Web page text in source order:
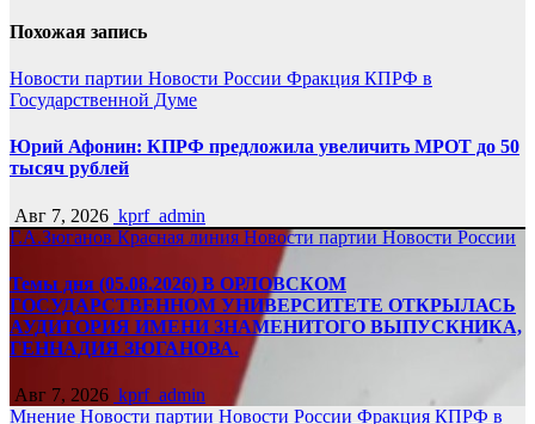
Похожая запись
Новости партии Новости России Фракция КПРФ в
Государственной Думе
Юрий Афонин: КПРФ предложила увеличить МРОТ до 50
тысяч рублей
Авг 7, 2026 kprf_admin
Г.А.Зюганов Красная линия Новости партии Новости России
Темы дня (05.08.2026) В ОРЛОВСКОМ
ГОСУДАРСТВЕННОМ УНИВЕРСИТЕТЕ ОТКРЫЛАСЬ
АУДИТОРИЯ ИМЕНИ ЗНАМЕНИТОГО ВЫПУСКНИКА,
ГЕННАДИЯ ЗЮГАНОВА.
Авг 7, 2026 kprf_admin
Мнение Новости партии Новости России Фракция КПРФ в